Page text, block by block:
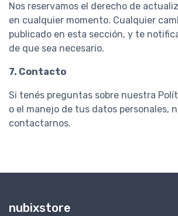
Nos reservamos el derecho de
en cualquier momento. Cualquier
publicado en esta sección, y te
de que sea necesario.
7. Contacto
Si tenés preguntas sobre nuestra
o el manejo de tus datos personales,
contactarnos.
nubixstore